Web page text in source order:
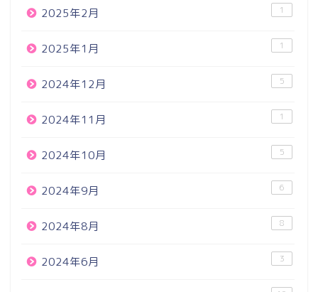
2025年2月 1
2025年1月 1
2024年12月 5
2024年11月 1
2024年10月 5
2024年9月 6
2024年8月 8
2024年6月 3